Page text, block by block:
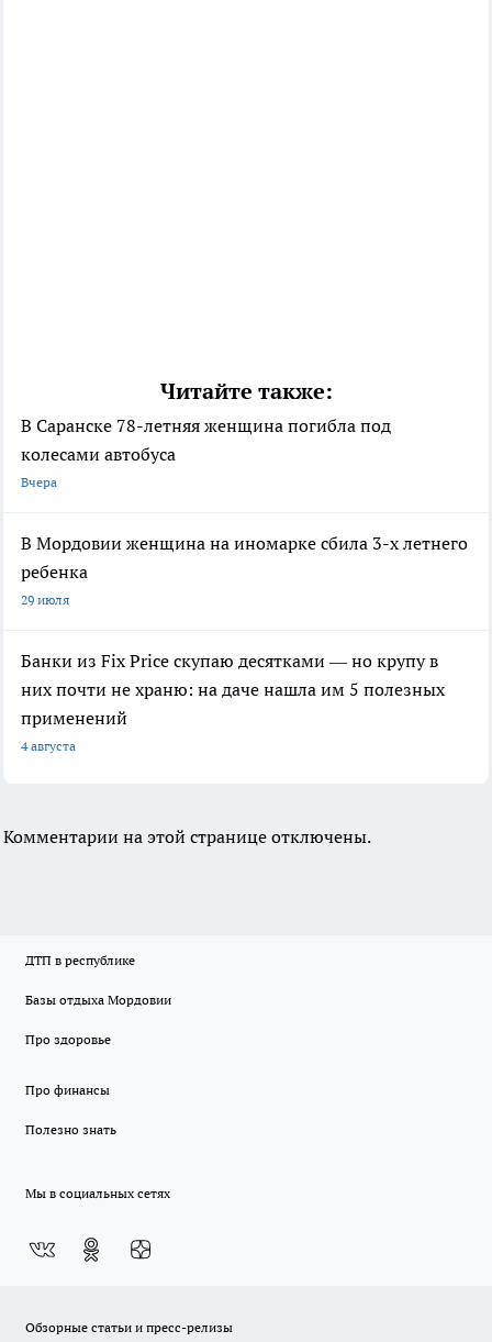
Читайте также:
В Саранске 78-летняя женщина погибла под
колесами автобуса
Вчера
В Мордовии женщина на иномарке сбила 3-х летнего
ребенка
29 июля
Банки из Fix Price скупаю десятками — но крупу в
них почти не храню: на даче нашла им 5 полезных
применений
4 августа
Комментарии на этой странице отключены.
ДТП в республике
Базы отдыха Мордовии
Про здоровье
Про финансы
Полезно знать
Мы в социальных сетях
Обзорные статьи и пресс-релизы